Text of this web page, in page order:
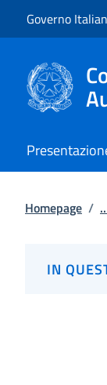
Governo
Homepage /
IN